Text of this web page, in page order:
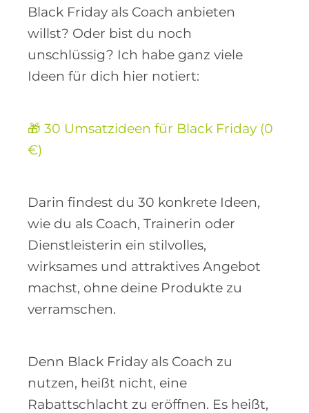
Black Friday als Coach anbieten
willst? Oder bist du noch
unschlüssig? Ich habe ganz viele
Ideen für dich hier notiert:
🎁 30 Umsatzideen für Black Friday (0
€)
Darin findest du 30 konkrete Ideen,
wie du als Coach, Trainerin oder
Dienstleisterin ein stilvolles,
wirksames und attraktives Angebot
machst, ohne deine Produkte zu
verramschen.
Denn Black Friday als Coach zu
nutzen, heißt nicht, eine
Rabattschlacht zu eröffnen. Es heißt,